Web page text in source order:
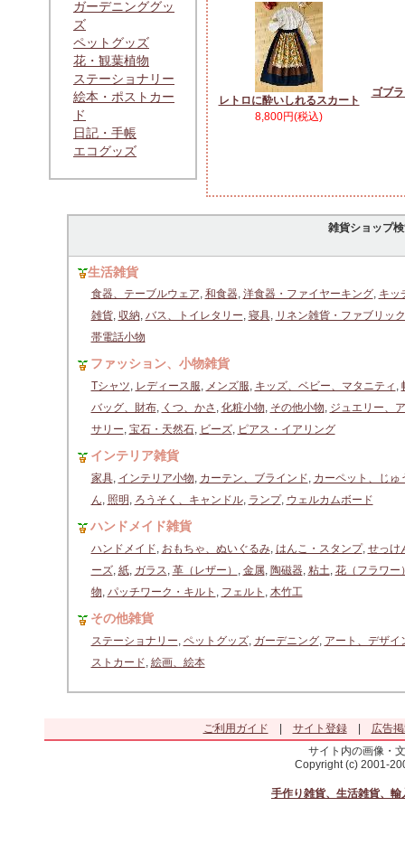
ガーデニンググッ
ズ
ペットグッズ
花・観葉植物
ステーショナリー
絵本・ポストカー
ド
日記・手帳
エコグッズ
レトロに酔いしれるスカート
8,800円(税込)
ゴブ
雑貨ショップ
生活雑貨
食器、テーブルウェア, 和食器, 洋食器・ファイヤーキング, キッ
雑貨, 収納, バス、トイレタリー, 寝具, リネン雑貨・ファブリック
帯電話小物
ファッション、小物雑貨
Tシャツ, レディース服, メンズ服, キッズ、ベビー、マタニティ ,
バッグ、財布, くつ、かさ , 化粧小物, その他小物, ジュエリー、
サリー, 宝石・天然石, ビーズ, ピアス・イアリング
インテリア雑貨
家具, インテリア小物, カーテン、ブラインド, カーペット、じゅ
ん, 照明 , ろうそく、キャンドル, ランプ, ウェルカムボード
ハンドメイド雑貨
ハンドメイド, おもちゃ、ぬいぐるみ, はんこ・スタンプ, せっけ
ーズ, 紙, ガラス, 革（レザー） , 金属, 陶磁器, 粘土, 花（フラワー
物, パッチワーク・キルト , フェルト , 木竹工
その他雑貨
ステーショナリー, ペットグッズ, ガーデニング, アート、デザイ
ストカード, 絵画、絵本
ご利用ガイド サイト登録|
広告
サイト内の画像・
Copyright (c) 2001-
手作り雑貨、生活雑貨、